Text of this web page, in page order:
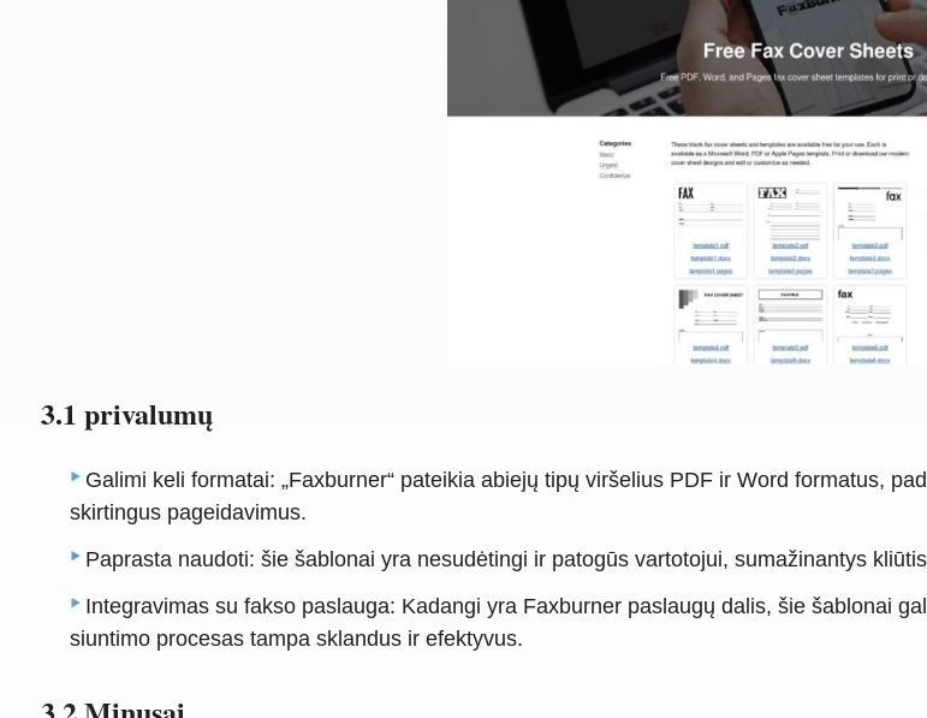
3.1 privalumų
Galimi keli formatai: „Faxburner“ pateikia abiejų tipų viršelius PDF ir Word formatus,
skirtingus pageidavimus.
Paprasta naudoti: šie šablonai yra nesudėtingi ir patogūs vartotojui, sumažinantys
Integravimas su fakso paslauga: Kadangi yra Faxburner paslaugų dalis, šie šablonai
siuntimo procesas tampa sklandus ir efektyvus.